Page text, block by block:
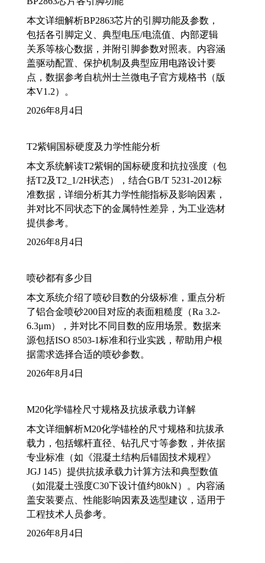
本文详细解析BP2863芯片的引脚功能及参数，
包括各引脚定义、典型电压/电流值、内部逻辑
关系等核心数据，并附引脚参数对照表。内容涵
盖驱动配置、保护机制及典型应用电路设计要
点，数据参考自杭州士兰微电子官方规格书（版
本V1.2）。
2026年8月4日
T2紫铜国标硬度及力学性能分析
本文系统解读T2紫铜的国标硬度和抗拉强度（包
括T2及T2_1/2H状态），结合GB/T 5231-2012标
准数据，详细分析其力学性能指标及影响因素，
并对比不同状态下的金属特性差异，为工业选材
提供参考。
2026年8月4日
喷砂都有多少目
本文系统介绍了喷砂目数的分级标准，重点分析
了铝合金喷砂200目对应的表面粗糙度（Ra 3.2-
6.3μm），并对比不同目数的应用场景。数据来
源包括ISO 8503-1标准和行业实践，帮助用户根
据需求选择合适的喷砂参数。
2026年8月4日
M20化学锚栓尺寸规格及抗拔承载力详解
本文详细解析M20化学锚栓的尺寸规格和抗拔承
载力，包括螺杆直径、钻孔尺寸等参数，并依据
专业标准（如《混凝土结构后锚固技术规程》
JGJ 145）提供抗拔承载力计算方法和典型数值
（如混凝土强度C30下设计值约80kN）。内容涵
盖安装要点、性能影响因素及选型建议，适用于
工程技术人员参考。
2026年8月4日